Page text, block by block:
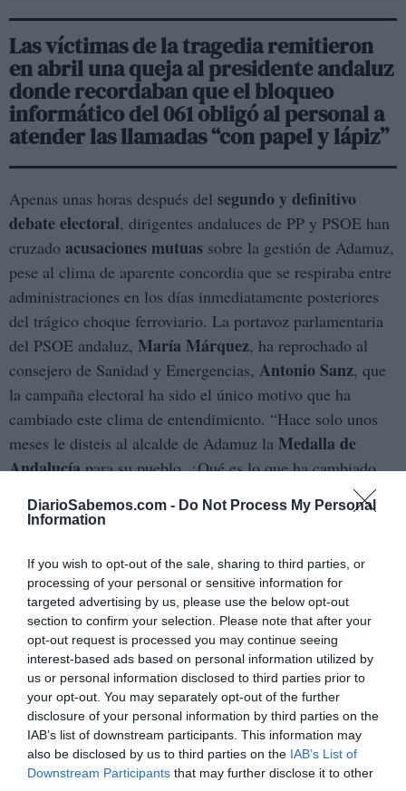
DiarioSabemos.com - Do Not Process My Personal
Information
If you wish to opt-out of the sale, sharing to third parties, or
processing of your personal or sensitive information for
targeted advertising by us, please use the below opt-out
section to confirm your selection. Please note that after your
opt-out request is processed you may continue seeing
interest-based ads based on personal information utilized by
us or personal information disclosed to third parties prior to
your opt-out. You may separately opt-out of the further
disclosure of your personal information by third parties on the
IAB’s list of downstream participants. This information may
also be disclosed by us to third parties on the IAB’s List of
Downstream Participants that may further disclose it to other
Las víctimas de la tragedia remitieron
en abril una queja al presidente andaluz
donde recordaban que el bloqueo
informático del 061 obligó al personal a
atender las llamadas “con papel y lápiz”
Apenas unas horas después del segundo y definitivo
debate electoral, dirigentes andaluces de PP y PSOE han
cruzado acusaciones mutuas sobre la gestión de Adamuz,
pese al clima de aparente concordia que se respiraba entre
administraciones en los días inmediatamente posteriores
del trágico choque ferroviario. La portavoz parlamentaria
del PSOE andaluz, María Márquez, ha reprochado al
consejero de Sanidad y Emergencias, Antonio Sanz, que
la campaña electoral ha sido el único motivo que ha
cambiado este clima de entendimiento. “Hace solo unos
meses le disteis al alcalde de Adamuz la Medalla de
Andalucíapara su pueblo. ¿Qué es lo que ha cambiado
para que ahora carguéis contra él? La campaña electoral”,
responde en la red social X a Sanz, quien acusa al regidor
por intentar ganar votos”, le reprocha Sanz, quien
considera “inaceptable el ataque a la labor de los
profesionales”.
El consejero de Emergencias de la Junta asegura que al
lugar del accidente “llegaron39 ambulancias en los
primeros 40 minutos . Y más de 130 sanitarios de
urgencias y un despliegue de 800 personas entre todos los
dispositivos”. Sanz lamenta: “A ver si el 112 va a ser
ahora para el PSOE el responsable del mantenimiento de